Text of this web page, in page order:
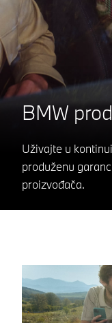
BMW
Uživajte u
produženu
proizvođača.